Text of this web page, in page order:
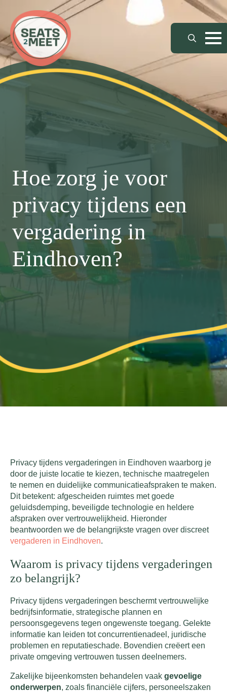
Search
Hoe zorg je voor
privacy tijdens een
vergadering in
Eindhoven?
Privacy tijdens vergaderingen in Eindhoven waarborg je
door de juiste locatie te kiezen, technische maatregelen
te nemen en duidelijke communicatieafspraken te maken.
Dit betekent: afgescheiden ruimtes met goede
geluidsdemping, beveiligde technologie en heldere
afspraken over vertrouwelijkheid. Hieronder
beantwoorden we de belangrijkste vragen over discreet
vergaderen in Eindhoven.
Waarom is privacy tijdens vergaderingen
zo belangrijk?
Privacy tijdens vergaderingen beschermt vertrouwelijke
bedrijfsinformatie, strategische plannen en
persoonsgegevens tegen ongewenste toegang. Gelekte
informatie kan leiden tot concurrentienadeel, juridische
problemen en reputatieschade. Bovendien creëert een
private omgeving vertrouwen tussen deelnemers.
Zakelijke bijeenkomsten behandelen vaak gevoelige
onderwerpen, zoals financiële cijfers, personeelszaken